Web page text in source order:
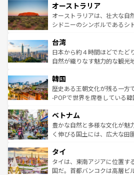
部のニューオーリンズでは、
文化が魅力。旅行者はアメリ
しみながら、その多様性と豊
ならではの贅沢な旅のスタイルだ。 なお、新着の
情報はコンテンツ一覧を参照
ワイ島は見逃せない。また、
島だが、静かな自然を求める
おすすめ。エメラルドグリー
れるおもてなしの心で訪れる
人々、おいしいローカルフー
ク、伝統的なフラダンスなど
ワイを、存分に味わってほしい。 なお、新着のハワイ
はコンテンツ一覧を参照して
オーストラリア
オーストラリアは、壮大な自
シドニーのシンボルであるシ
リアリーフや大陸中央部にそ
ク）、タスマニアの美しい原
ど、見どころがたくさん。ま
いる。アクティビティも充実
ビング、ハイキングなど、ア
い。オーストラリアの多彩な
参照してほしい。
台湾
日本から約４時間ほどでたど
自然が織りなす魅力的な観光
ン）、静ひつな山岳地帯であ
と山間の静けさが共存してお
驚きをもたらしてくれる。ま
容にもいいと評判のスイーツ
が味わえる。 なお、新着
照してほしい。
韓国
歴史ある王朝文化が残る一方
-POPで世界を席巻している
き、地方に足を延ばせば四季
できる。そして、キムチや焼
まで、さまざまな韓国料理が
リティに包まれながら、韓国
わってみてほし
覧を参照してほしい。
ベトナム
豊かな自然と多様な文化が魅
く伸びる国土には、広大な田
急速な発展と共に伝統が息づ
ーチミン市のフランス統治時
醸し出している。また、バラ
タイ
タイは、東南アジアに位置す
国だ。首都バンコクは高層ビ